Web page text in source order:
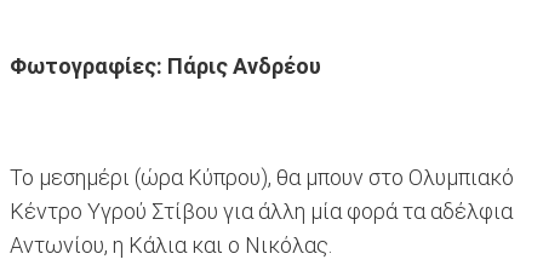
Φωτογραφίες: Πάρις Ανδρέου
Το μεσημέρι (ώρα Κύπρου), θα μπουν στο Ολυμπιακό
Κέντρο Υγρού Στίβου για άλλη μία φορά τα αδέλφια
Αντωνίου, η Κάλια και ο Νικόλας.